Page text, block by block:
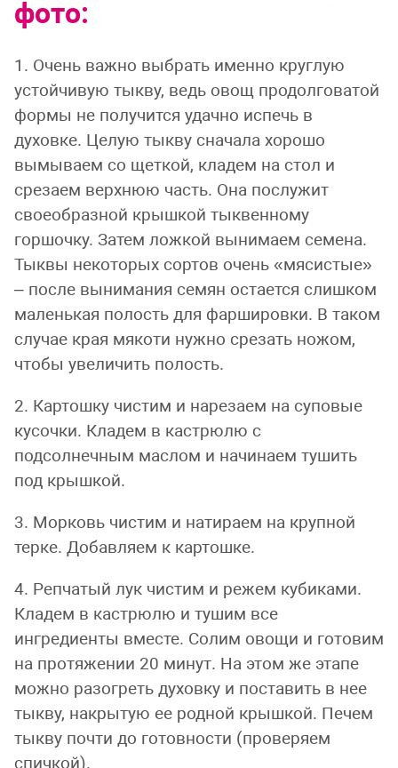
фото:
1. Очень важно выбрать именно круглую
устойчивую тыкву, ведь овощ продолговатой
формы не получится удачно испечь в
духовке. Целую тыкву сначала хорошо
вымываем со щеткой, кладем на стол и
срезаем верхнюю часть. Она послужит
своеобразной крышкой тыквенному
горшочку. Затем ложкой вынимаем семена.
Тыквы некоторых сортов очень «мясистые»
– после вынимания семян остается слишком
маленькая полость для фаршировки. В таком
случае края мякоти нужно срезать ножом,
чтобы увеличить полость.
2. Картошку чистим и нарезаем на суповые
кусочки. Кладем в кастрюлю с
подсолнечным маслом и начинаем тушить
под крышкой.
3. Морковь чистим и натираем на крупной
терке. Добавляем к картошке.
4. Репчатый лук чистим и режем кубиками.
Кладем в кастрюлю и тушим все
ингредиенты вместе. Солим овощи и готовим
на протяжении 20 минут. На этом же этапе
можно разогреть духовку и поставить в нее
тыкву, накрытую ее родной крышкой. Печем
тыкву почти до готовности (проверяем
спичкой).